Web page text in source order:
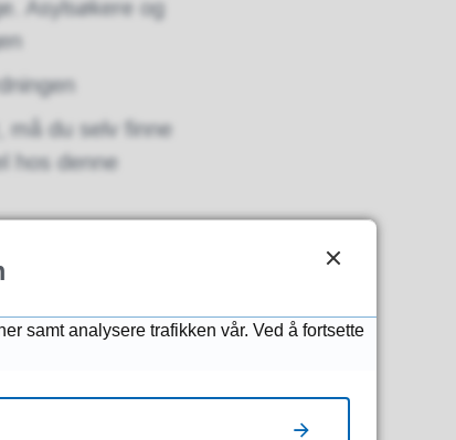
Asylsøkere og
må du selv finne
hos denne
samt analysere trafikken vår. Ved å fortsette